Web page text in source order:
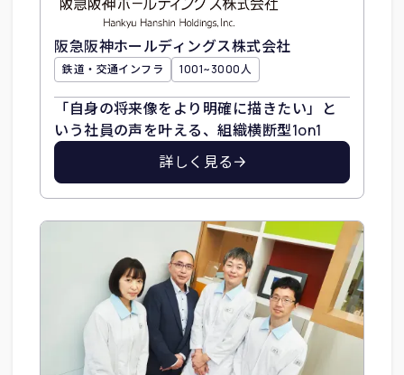
阪急阪神ホールディングス株式会社
鉄道・交通インフラ 1001~3000人
「自身の将来像をより明確に描きたい」と
いう社員の声を叶える、組織横断型1on1
詳しく見る